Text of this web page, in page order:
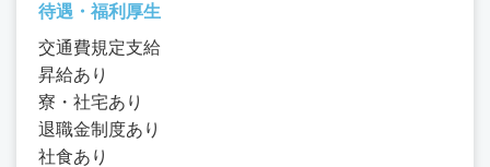
待遇・福利厚生
交通費規定支給
昇給あり
寮・社宅あり
退職金制度あり
社食あり